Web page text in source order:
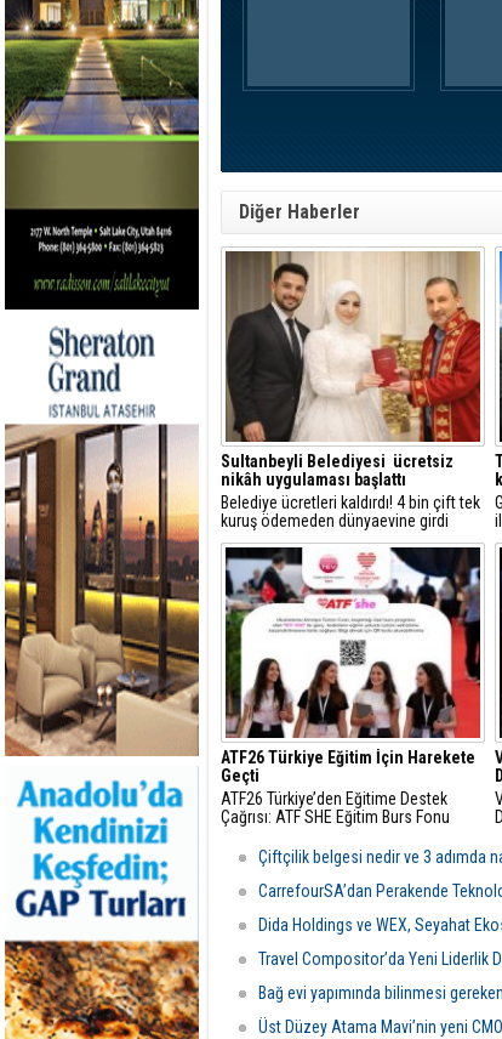
Diğer Haberler
Sultanbeyli Belediyesi ücretsiz
nikâh uygulaması başlattı
Belediye ücretleri kaldırdı! 4 bin çift tek
kuruş ödemeden dünyaevine girdi
ATF26 Türkiye Eğitim İçin Harekete
Geçti
ATF26 Türkiye’den Eğitime Destek
Çağrısı: ATF SHE Eğitim Burs Fonu
Çiftçilik belgesi nedir ve 3 adımda
CarrefourSA’dan Perakende
Dida Holdings ve WEX, Seyahat
Travel Compositor’da Yeni Liderlik
Bağ evi yapımında bilinmesi
Üst Düzey Atama Mavi’nin yeni